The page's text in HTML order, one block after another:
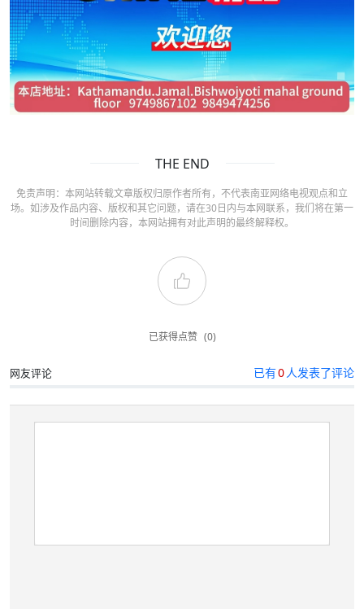
THE END
免责声明：本网站转载文章版权归原作者所有，不代表南亚网络电视观点和立
场。如涉及作品内容、版权和其它问题，请在30日内与本网联系，我们将在第一
时间删除内容，本网站拥有对此声明的最终解释权。
已获得点赞 (0)
网友评论 已有0人发表了评论